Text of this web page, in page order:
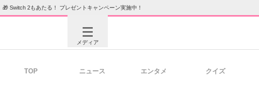
🎁 Switch 2もあたる！ プレゼントキャンペーン実施中！
メディア
TOP ニュース エンタメ クイズ